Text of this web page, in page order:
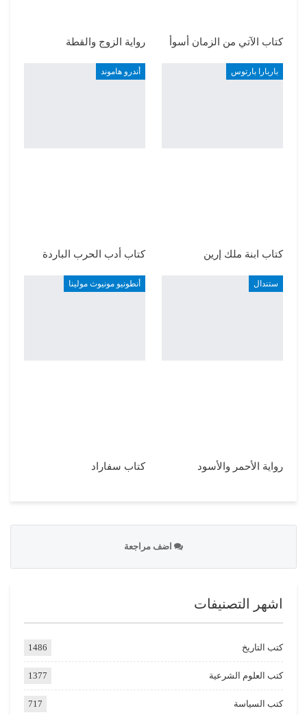
كتاب الآتي من الزمان أسوأ رواية الزوج والقطة
باربارا بارتوس
كتاب ابنة ملك إرين
أندرو هاموند
كتاب أدب الحرب الباردة
ستندال
رواية الأحمر والأسود
أنطونيو مونيوث مولينا
كتاب سفاراد
اضف مراجعة
اشهر التصنيفات
كتب التاريخ 1486
كتب العلوم الشرعية 1377
كتب السياسة 717